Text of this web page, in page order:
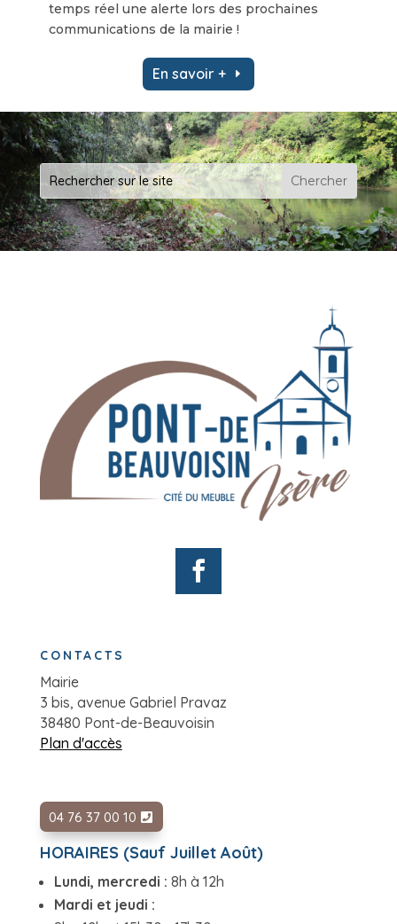
temps réel une alerte lors des prochaines
communications de la mairie !
En savoir +
CONTACTS
Mairie
3 bis, avenue Gabriel Pravaz
38480 Pont-de-Beauvoisin
Plan d'accès
04 76 37 00 10
HORAIRES (Sauf Juillet Août)
Lundi, mercredi : 8h à 12h
Mardi et jeudi :